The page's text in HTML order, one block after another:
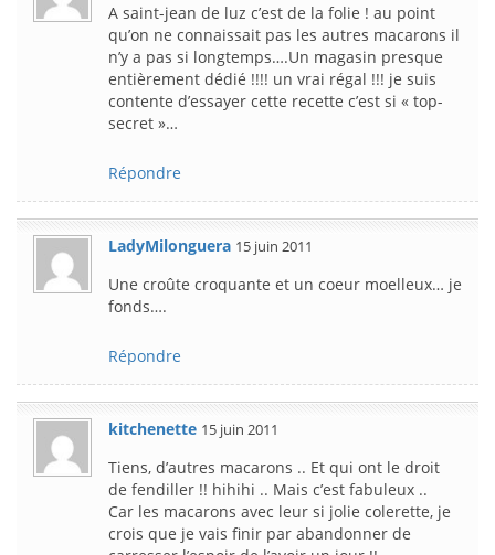
A saint-jean de luz c’est de la folie ! au point
qu’on ne connaissait pas les autres macarons il
n’y a pas si longtemps….Un magasin presque
entièrement dédié !!!! un vrai régal !!! je suis
contente d’essayer cette recette c’est si « top-
secret »…
Répondre
LadyMilonguera 15 juin 2011
Une croûte croquante et un coeur moelleux… je
fonds….
Répondre
kitchenette 15 juin 2011
Tiens, d’autres macarons .. Et qui ont le droit
de fendiller !! hihihi .. Mais c’est fabuleux ..
Car les macarons avec leur si jolie colerette, je
crois que je vais finir par abandonner de